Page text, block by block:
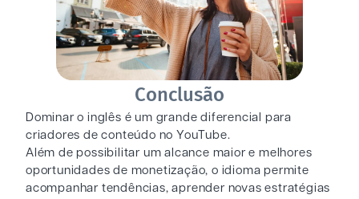
Conclusão
Dominar o inglês é um grande diferencial para
criadores de conteúdo no YouTube.
Além de possibilitar um alcance maior e melhores
oportunidades de monetização, o idioma permite
acompanhar tendências, aprender novas estratégias